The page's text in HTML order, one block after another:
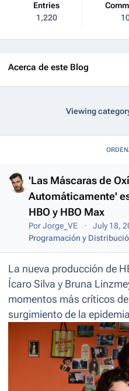
Entries
1,220
Acerca de este Blog
Viewing
'Las Máscaras de
Automáticamente'
HBO y HBO Max
PorJorge_VE July 18,
Programación y
La nueva producción de
Ícaro Silva y Bruna
momentos más críticos
surgimiento de la